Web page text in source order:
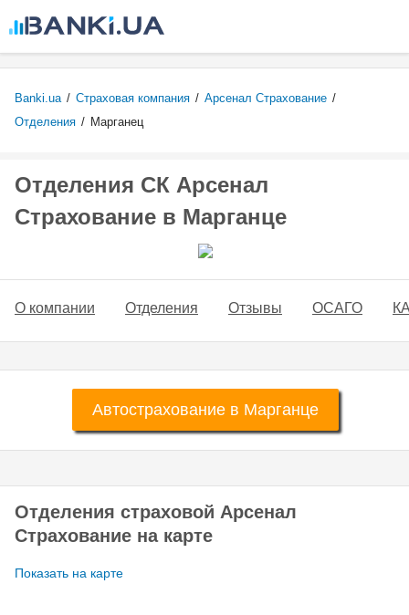
основному
содержанию
Banki.ua / Страховая компания / Арсенал Страхование /
Отделения / Марганец
Отделения СК Арсенал
Страхование в Марганце
О компании Отделения Отзывы ОСАГО
Автострахование в Марганце
Отделения страховой Арсенал
Страхование на карте
Показать на карте